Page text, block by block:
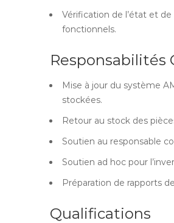
Vérification de l’état et
fonctionnels.
Responsabilités
Mise à jour du système
stockées.
Retour au stock des
Soutien au responsable
Soutien ad hoc pour
Préparation de rapports
Qualifications